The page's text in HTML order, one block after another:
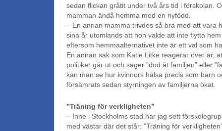
sedan flickan gråtit under två års tid i förskolan.
mamman ändå hemma med en nyfödd.
– En annan mamma trivdes så bra med att vara
sina år utomlands att hon valde att inte flytta
eftersom hemmaalternativet inte är ett val som
En annan sak som Katie Litke reagerar över är,
politiker går ut och säger ”död åt familjen” eller
kan man se hur kvinnors hälsa precis som barn
försämrats sedan styrningen av familjerna ökat.
”Träning för verkligheten”
– Inne i Stockholms stad har jag sett
med västar där det står: ”Träning för